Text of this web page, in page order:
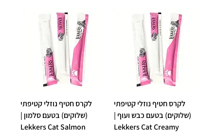
לקרס חטיף נוזלי קטיפתי
(שלוקים) בטעם כבש ועוף |
Lekkers Cat Creamy
לקרס חטיף נוזלי קטיפתי
(שלוקים) בטעם סלמון |
Lekkers Cat Salmon